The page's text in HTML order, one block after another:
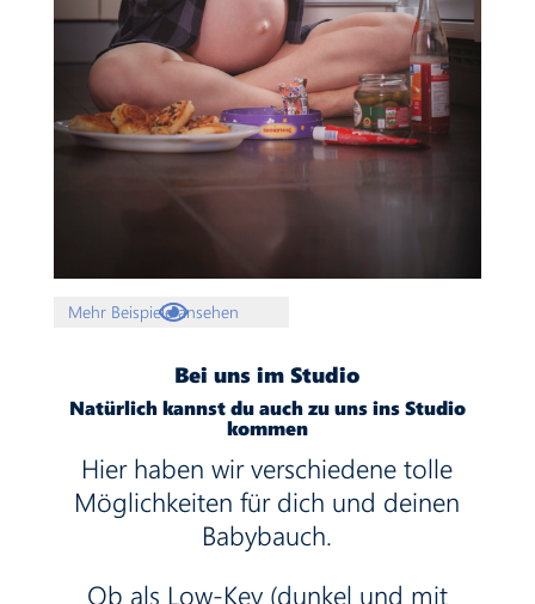
Mehr Beispiele ansehen

Bei uns im Studio
Natürlich kannst du auch zu uns ins Studio
kommen
Hier haben wir verschiedene tolle
Möglichkeiten für dich und deinen
Babybauch.
Ob als Low-Key (dunkel und mit